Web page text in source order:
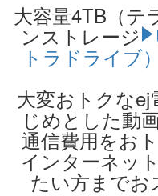
大容量4TB（テ
ンストレージ
トラドライブ
大変おトクなej
じめとした動
通信費用をお
インターネッ
たい方までお